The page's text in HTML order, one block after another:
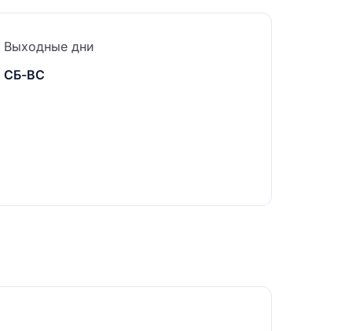
Выходные дни
СБ-ВС